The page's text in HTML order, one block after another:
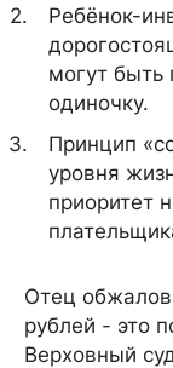
Ребёнок-
могут
одиночку.
Принцип
уровня
приоритет
Отец
рублей - это
Верховный